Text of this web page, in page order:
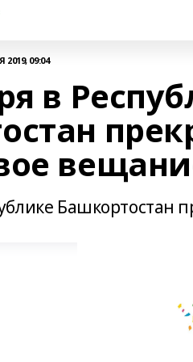
2019, 09:04
в
Башкортостан